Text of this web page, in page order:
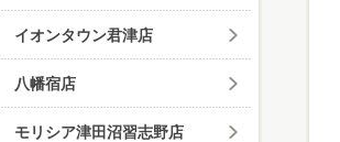
イオンタウン君津店
八幡宿店
モリシア津田沼習志野店